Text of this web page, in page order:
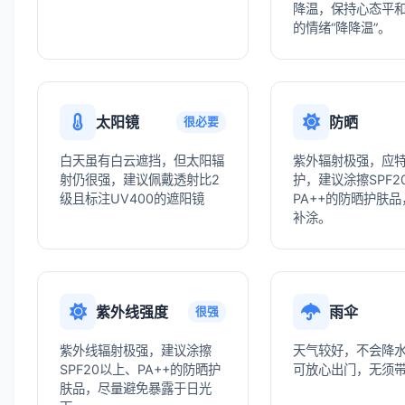
降温，保持心态平
的情绪“降降温”。
太阳镜 很必要
白天虽有白云遮挡，但太阳辐
射仍很强，建议佩戴透射比2
级且标注UV400的遮阳镜
防晒
紫外辐射极强，应
护，建议涂擦
PA++的防晒护肤品
补涂。
紫外线强度 很强
紫外线辐射极强，建议涂擦
SPF20以上、PA++的防晒护
肤品，尽量避免暴露于日光
雨伞
天气较好，不会降
可放心出门，无须